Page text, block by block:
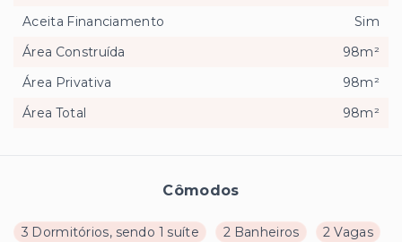
Cômodos
3 Dormitórios, sendo 1 suíte 2 Banheiros
2 Vagas
Aceita Financiamento
Sim
Área Construída
98m²
Área Privativa
98m²
Área Total
98m²